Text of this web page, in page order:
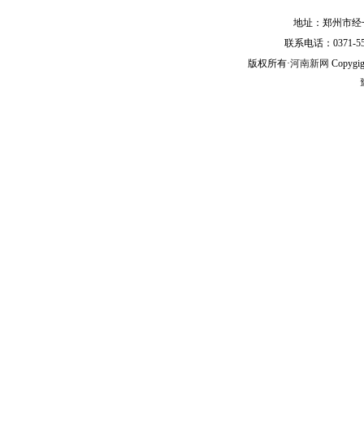
地址：郑州市经
联系电话：0371-
版权所有·河南新网